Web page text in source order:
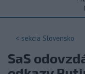
< sekcia Slovensko
SaS